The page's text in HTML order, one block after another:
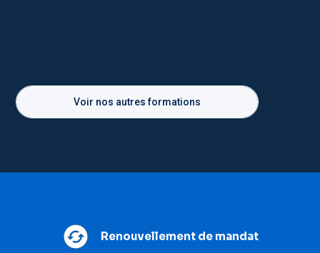
Voir nos autres formations
Renouvellement de mandat